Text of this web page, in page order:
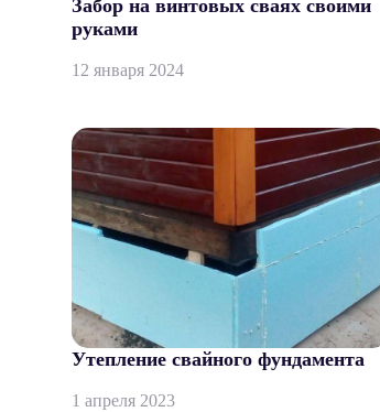
Забор на винтовых сваях своими
руками
12 января 2024
Утепление свайного фундамента
1 апреля 2023